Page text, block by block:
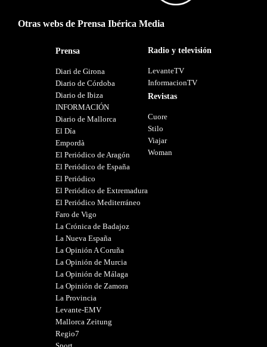
Otras webs de Prensa Ibérica Media
Prensa
Diari de Girona
Diario de Córdoba
Diario de Ibiza
INFORMACIÓN
Diario de Mallorca
El Día
Empordà
El Periódico de Aragón
El Periódico de España
El Periódico
El Periódico de Extremadura
El Periódico Mediterráneo
Faro de Vigo
La Crónica de Badajoz
La Nueva España
La Opinión A Coruña
La Opinión de Murcia
La Opinión de Málaga
La Opinión de Zamora
La Provincia
Levante-EMV
Mallorca Zeitung
Regio7
Radio y televisión
LevanteTV
InformacionTV
Revistas
Cuore
Stilo
Viajar
Woman